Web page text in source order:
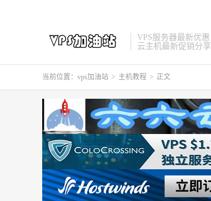
VPS服务器最新优惠
云主机最新促销分享
当前位置： vps加油站 > 主机教程 > 正文